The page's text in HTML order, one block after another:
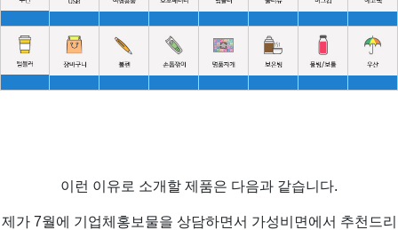
이런 이유로 소개할 제품은 다음과 같습니다.
제가 7월에 기업체홍보물을 상담하면서 가성비면에서 추천드리